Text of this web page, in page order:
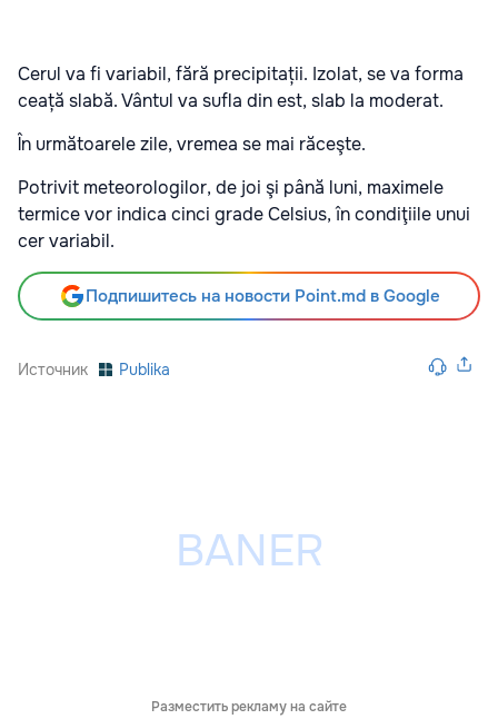
Cerul va fi variabil, fără precipitații. Izolat, se va forma
ceață slabă. Vântul va sufla din est, slab la moderat.
În următoarele zile, vremea se mai răceşte.
Potrivit meteorologilor, de joi şi până luni, maximele
termice vor indica cinci grade Celsius, în condiţiile unui
cer variabil.
Подпишитесь на новости Point.md в Google
Источник Publika
Разместить рекламу на сайте